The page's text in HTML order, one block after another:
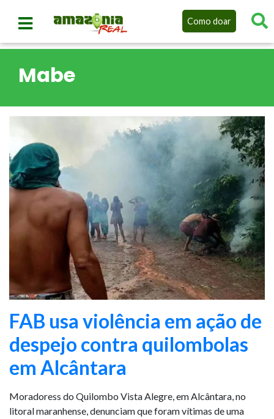
Como doar
Mabe
FAB usa violência em ação de
despejo contra quilombolas
em Alcântara
Moradoress do Quilombo Vista Alegre, em Alcântara, no
litoral maranhense, denunciam que foram vítimas de uma